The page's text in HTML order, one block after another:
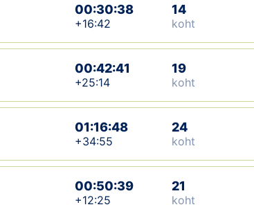
Galerii
Kaardid
Kalender
Koondised
Tule klubisse!
Dokumendid
00:30:38
+16:42
14
koht
00:42:41
+25:14
19
koht
01:16:48
+34:55
24
koht
00:50:39
+12:25
21
koht